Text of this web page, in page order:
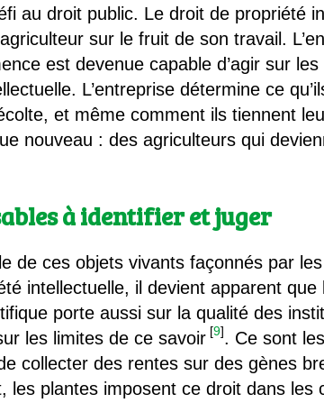
au droit public. Le droit de propriété
sur le fruit de son travail.
est devenue capable d’agir sur
L’entreprise détermine ce
et même comment ils tiennent
nouveau : des agriculteurs qui
à identifier et juger
de ces objets vivants façonnés par
intellectuelle, il devient apparent
porte aussi sur la qualité des
les limites de ce savoir [9]. Ce sont
collecter des rentes sur des gènes
plantes imposent ce droit dans les